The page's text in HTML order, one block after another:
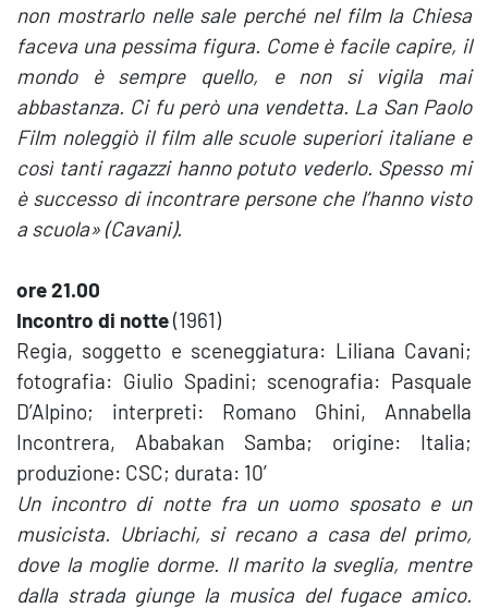
non mostrarlo nelle sale perché nel film la Chiesa
faceva una pessima figura. Come è facile capire, il
mondo è sempre quello, e non si vigila mai
abbastanza. Ci fu però una vendetta. La San Paolo
Film noleggiò il film alle scuole superiori italiane e
così tanti ragazzi hanno potuto vederlo. Spesso mi
è successo di incontrare persone che l’hanno visto
a scuola» (Cavani).
ore 21.00
Incontro di notte(1961)
Regia, soggetto e sceneggiatura: Liliana Cavani;
fotografia: Giulio Spadini; scenografia: Pasquale
D’Alpino; interpreti: Romano Ghini, Annabella
Incontrera, Ababakan Samba; origine: Italia;
produzione: CSC; durata: 10′
Un incontro di notte fra un uomo sposato e un
musicista. Ubriachi, si recano a casa del primo,
dove la moglie dorme. Il marito la sveglia, mentre
dalla strada giunge la musica del fugace amico.